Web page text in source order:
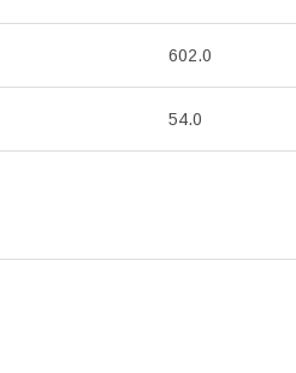
602.0
54.0